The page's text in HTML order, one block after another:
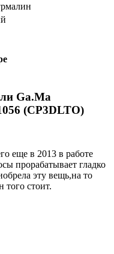
Ga.Ma
(CP3DLTO)
еще в 2013 в работе
прорабатывает гладко
эту вещь,на то
стоит.